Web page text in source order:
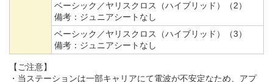
ベーシック／ヤリスクロス（ハイブリッド）（2）
備考： ジュニアシートなし
ベーシック／ヤリスクロス（ハイブリッド）（3）
備考： ジュニアシートなし
【ご注意】
・当ステーションは一部キャリアにて電波が不安定なため、アプ